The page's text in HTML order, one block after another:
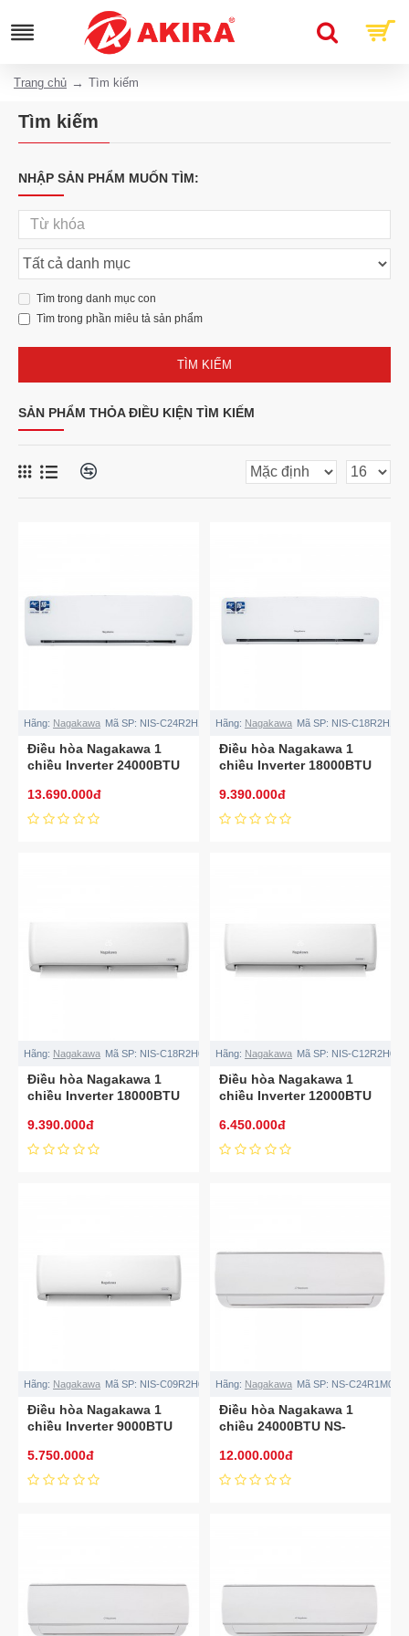
Trang chủ Tìm kiếm
Tìm kiếm
NHẬP SẢN PHẨM MUỐN TÌM:
Tìm trong danh mục con
Tìm trong phần miêu tả sản phẩm
TÌM KIẾM
SẢN PHẨM THỎA ĐIỀU KIỆN TÌM KIẾM
Hãng: Nagakawa Mã SP: NIS-C24R2H10
Điều hòa Nagakawa 1
chiều Inverter 24000BTU
13.690.000đ
Hãng: Nagakawa Mã SP: NIS-C18R2H10
Điều hòa Nagakawa 1
chiều Inverter 18000BTU
9.390.000đ
Hãng: Nagakawa Mã SP: NIS-C18R2H08
Điều hòa Nagakawa 1
chiều Inverter 18000BTU
9.390.000đ
Hãng: Nagakawa Mã SP: NIS-C12R2H08
Điều hòa Nagakawa 1
chiều Inverter 12000BTU
6.450.000đ
Hãng: Nagakawa Mã SP: NIS-C09R2H08
Điều hòa Nagakawa 1
chiều Inverter 9000BTU
5.750.000đ
Hãng: Nagakawa Mã SP: NS-C24R1M05
Điều hòa Nagakawa 1
chiều 24000BTU NS-
12.000.000đ